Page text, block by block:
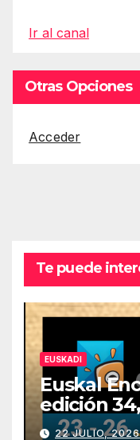
Ir al canal
Otras Opciones
Acceder
Te puede
EUSKADI
Euskal
edición
julio
22 JULIO, 2026